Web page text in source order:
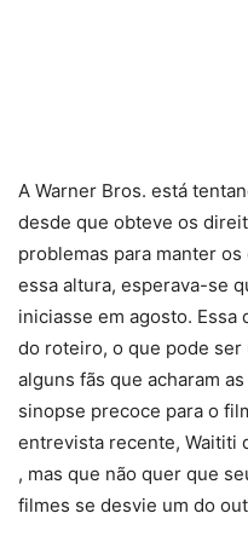
A Warner Bros. está
desde que obteve os
problemas para manter
essa altura, esperava-se
iniciasse em agosto. Essa
do roteiro, o que pode
alguns fãs que acharam
sinopse precoce para o
entrevista recente, Waititi
, mas que não quer que
filmes se desvie um do